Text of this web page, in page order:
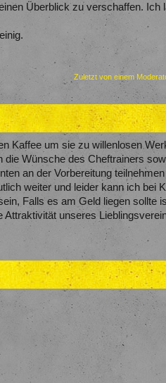
Überblick zu verschaffen. Ich
Zuletzt von einem
Kaffee um sie zu willenlosen
Wünsche des Cheftrainers
an der Vorbereitung
weiter und leider kann ich bei
Falls es am Geld liegen sollte
unseres